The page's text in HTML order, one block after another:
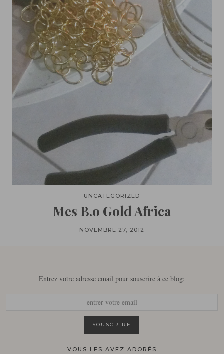
UNCATEGORIZED
Mes B.o Gold Africa
NOVEMBRE 27, 2012
Entrez votre adresse email pour souscrire à ce blog:
VOUS LES AVEZ ADORÉS